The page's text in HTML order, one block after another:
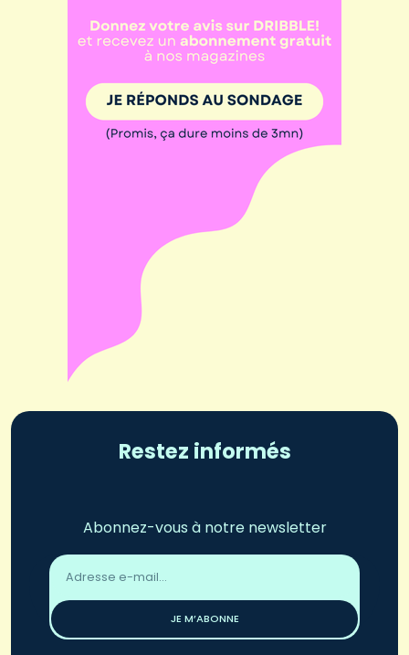
Restez informés
Abonnez-vous à notre newsletter
Adresse
email
JE M’ABONNE